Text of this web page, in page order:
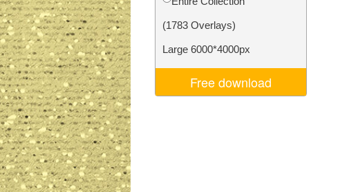
Video Editing Services
(1783 Overlays)
Large 6000*4000px
Free download